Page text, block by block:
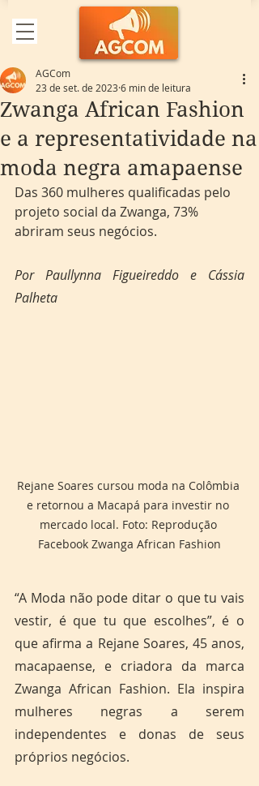
Zwanga African Fashion
e a representatividade na
moda negra amapaense
AGCom
23 de set. de 2023 6 min de leitura
Das 360 mulheres qualificadas pelo
projeto social da Zwanga, 73%
abriram seus negócios.
Por Paullynna Figueireddo e Cássia
Palheta
Rejane Soares cursou moda na Colômbia
e retornou a Macapá para investir no
mercado local. Foto: Reprodução
Facebook Zwanga African Fashion
“A Moda não pode ditar o que tu vais
vestir, é que tu que escolhes”, é o
que afirma a Rejane Soares, 45 anos,
macapaense, e criadora da marca
Zwanga African Fashion. Ela inspira
mulheres negras a serem
independentes e donas de seus
próprios negócios.